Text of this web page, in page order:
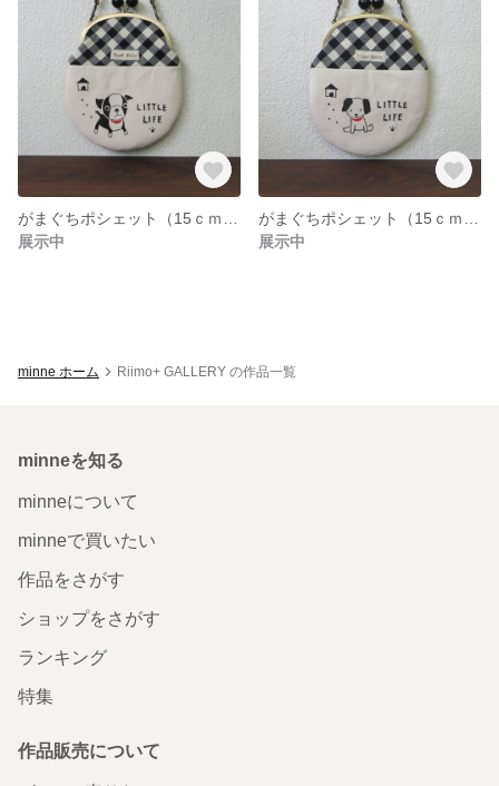
展示中
展示中
minne ホーム Riimo+ GALLERY の作品一覧
minneを知る
minneについて
minneで買いたい
作品をさがす
ショップをさがす
ランキング
特集
作品販売について